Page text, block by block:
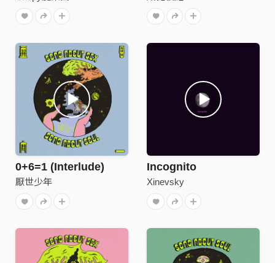
0+6=1 (Interlude)
厭世少年
Incognito
Xinevsky